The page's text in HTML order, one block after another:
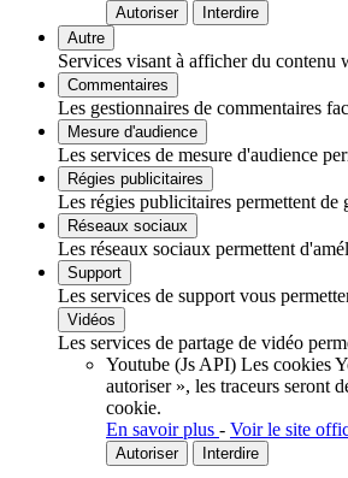
Autoriser
Interdire
Autre
Services visant à afficher du contenu
Commentaires
Les gestionnaires de commentaires
Mesure d'audience
Les services de mesure d'audience
Régies publicitaires
Les régies publicitaires permettent de
Réseaux sociaux
Les réseaux sociaux permettent
Support
Les services de support vous
Vidéos
Les services de partage de vidéo
Youtube (Js API) Les cookies
autoriser », les traceurs seront
cookie.
En savoir plus - Voir le site
Autoriser Interdire